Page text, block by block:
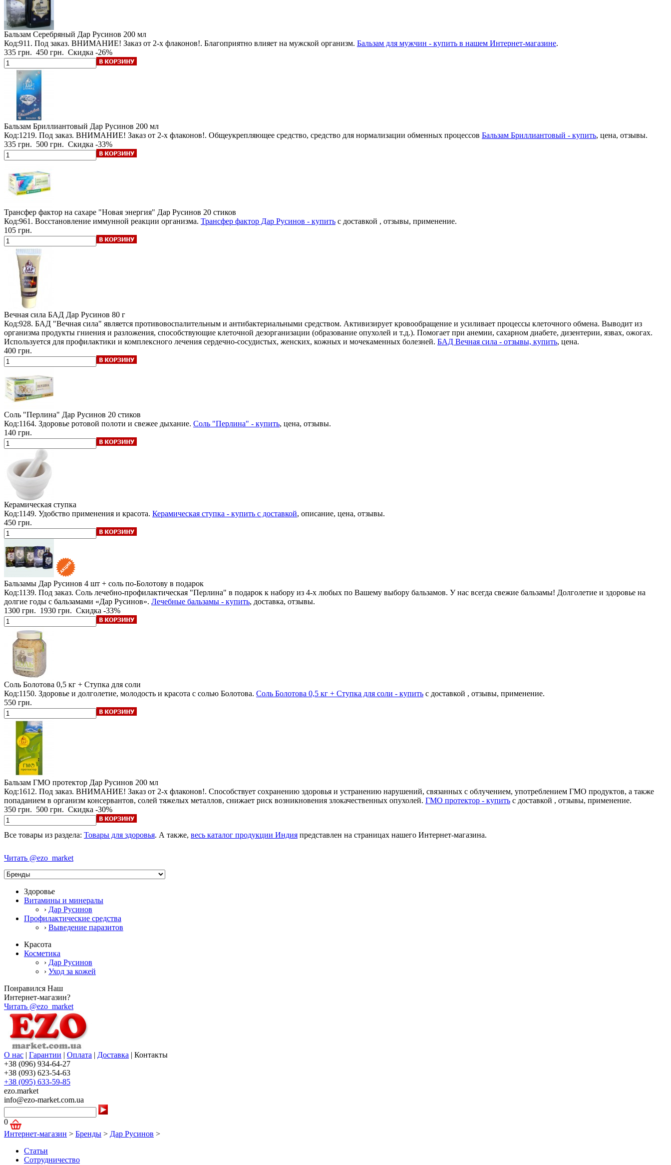
Бальзам Серебряный Дар Русинов 200 мл
Код:911. Под заказ. ВНИМАНИЕ! Заказ от 2-х флаконов!. Благоприятно влияет на мужской организм. Бальзам для мужчин - купить в нашем Интернет-магазине.
335 грн. 450 грн. Скидка -26%
Бальзам Бриллиантовый Дар Русинов 200 мл
Код:1219. Под заказ. ВНИМАНИЕ! Заказ от 2-х флаконов!. Общеукрепляющее средство, средство для нормализации обменных процессов Бальзам Бриллиантовый - купить, цена, отзывы.
335 грн. 500 грн. Скидка -33%
Трансфер фактор на сахаре "Новая энергия" Дар Русинов 20 стиков
Код:961. Восстановление иммунной реакции организма. Трансфер фактор Дар Русинов - купить с доставкой , отзывы, применение.
105 грн.
Вечная сила БАД Дар Русинов 80 г
Код:928. БАД "Вечная сила" является противовоспалительным и антибактериальными средством. Активизирует кровообращение и усиливает процессы клеточного обмена. Выводит из
организма продукты гниения и разложения, способствующие клеточной дезорганизации (образование опухолей и т.д.). Помогает при анемии, сахарном диабете, дизентерии, язвах, ожогах.
Используется для профилактики и комплексного лечения сердечно-сосудистых, женских, кожных и мочекаменных болезней. БАД Вечная сила - отзывы, купить, цена.
400 грн.
Соль "Перлина" Дар Русинов 20 стиков
Код:1164. Здоровье ротовой полоти и свежее дыхание. Соль "Перлина" - купить, цена, отзывы.
140 грн.
Керамическая ступка
Код:1149. Удобство применения и красота. Керамическая ступка - купить с доставкой, описание, цена, отзывы.
450 грн.
Бальзамы Дар Русинов 4 шт + соль по-Болотову в подарок
Код:1139. Под заказ. Соль лечебно-профилактическая "Перлина" в подарок к набору из 4-х любых по Вашему выбору бальзамов. У нас всегда свежие бальзамы! Долголетие и здоровье на
долгие годы с бальзамами «Дар Русинов». Лечебные бальзамы - купить, доставка, отзывы.
1300 грн. 1930 грн. Скидка -33%
Соль Болотова 0,5 кг + Ступка для соли
Код:1150. Здоровье и долголетие, молодость и красота с солью Болотова. Соль Болотова 0,5 кг + Ступка для соли - купить с доставкой , отзывы, применение.
550 грн.
Бальзам ГМО протектор Дар Русинов 200 мл
Код:1612. Под заказ. ВНИМАНИЕ! Заказ от 2-х флаконов!. Способствует сохранению здоровья и устранению нарушений, связанных с облучением, употреблением ГМО продуктов, а также
попаданием в организм консервантов, солей тяжелых металлов, снижает риск возникновения злокачественных опухолей. ГМО протектор - купить с доставкой , отзывы, применение.
350 грн. 500 грн. Скидка -30%
Все товары из раздела: Товары для здоровья. А также, весь каталог продукции Индия представлен на страницах нашего Интернет-магазина.
Читать @ezo_market
Здоровье
Витамины и минералы
› Дар Русинов
Профилактические средства
› Выведение паразитов
Красота
Косметика
› Дар Русинов
› Уход за кожей
Понравился Наш
Интернет-магазин?
Читать @ezo_market
О нас | Гарантии | Оплата | Доставка | Контакты
+38 (096) 934-64-27
+38 (093) 623-54-63
+38 (095) 633-59-85
ezo.market
info@ezo-market.com.ua
0
Интернет-магазин > Бренды > Дар Русинов >
Статьи
Сотрудничество